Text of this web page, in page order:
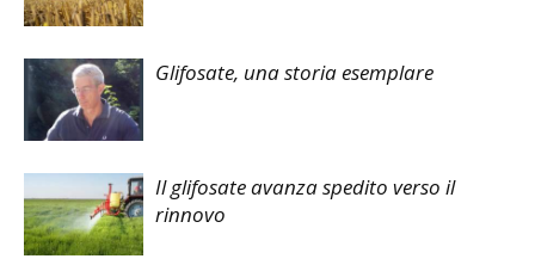
Glifosate, una storia esemplare
Il glifosate avanza spedito verso il
rinnovo